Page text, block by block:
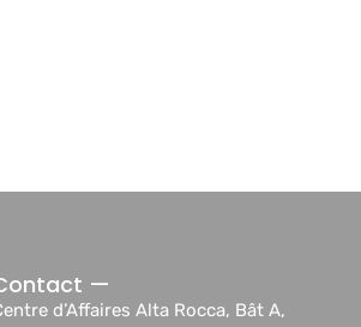
—
d’Affaires Alta Rocca, Bât A,